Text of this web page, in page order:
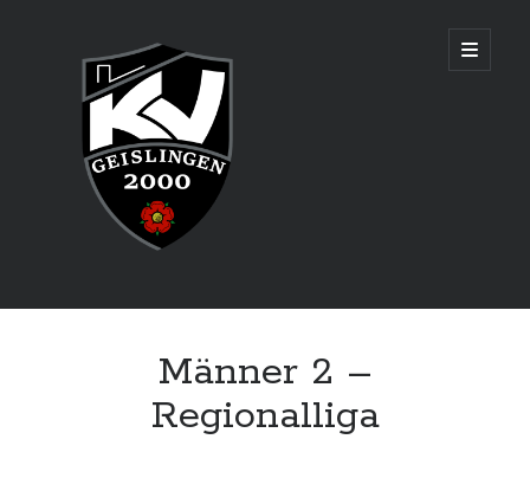
Geislingen
open
primary
Sidebar
Senioren sind Württembergischer Mannschaftsmeister und
Männer 2 –
Regionalliga